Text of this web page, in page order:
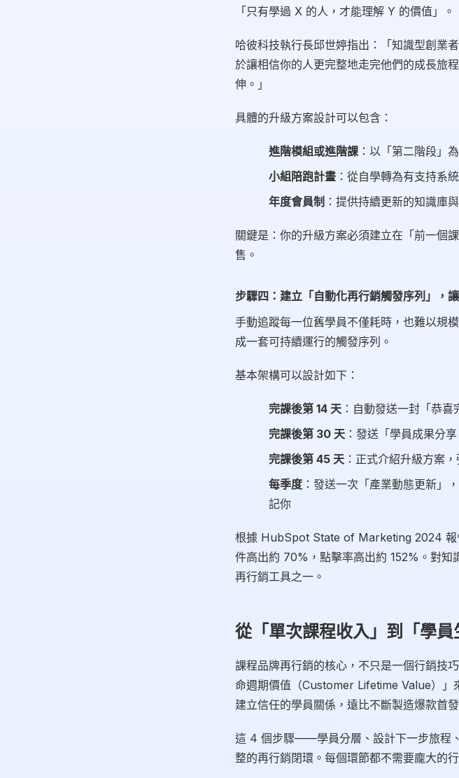
「只有學過 X 的人，才能理解 Y 的價值」。
哈彼科技執行長邱世婷指出：「知識型創業
於讓相信你的人更完整地走完他們的成長旅
伸。」
具體的升級方案設計可以包含：
進階模組或進階課 ：以「第二階段」
小組陪跑計畫 ：從自學轉為有支持系
年度會員制 ：提供持續更新的知識庫
關鍵是：你的升級方案必須建立在「前一個
售。
步驟四：建立「自動化再行銷觸發序列」，
手動追蹤每一位舊學員不僅耗時，也難以規
成一套可持續運行的觸發序列。
基本架構可以設計如下：
完課後第 14 天 ：自動發送一封「恭
完課後第 30 天 ：發送「學員成果分
完課後第 45 天 ：正式介紹升級方案
每季度 ：發送一次「產業動態更新」
記你
根據 HubSpot State of Marketing 2024 報
件高出約 70%，點擊率高出約 152%。對知
再行銷工具之一。
從「單次課程收入」到「學
課程品牌再行銷的核心，不只是一個行銷技
命週期價值（Customer Lifetime Value）」
建立信任的學員關係，遠比不斷製造爆款首
這 4 個步驟——學員分層、設計下一步旅程
整的再行銷閉環。每個環節都不需要龐大的